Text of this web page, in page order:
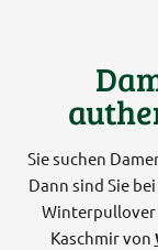
Sie suchen
Dann sind Sie
Winterpullover
Kaschmir von